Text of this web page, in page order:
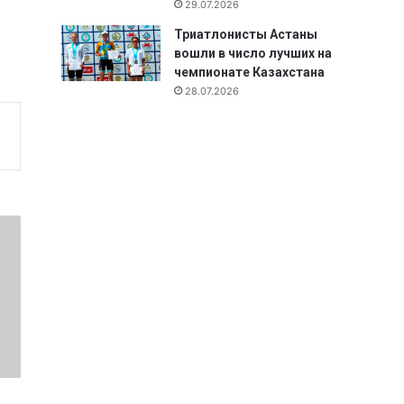
29.07.2026
Триатлонисты Астаны
вошли в число лучших на
чемпионате Казахстана
28.07.2026